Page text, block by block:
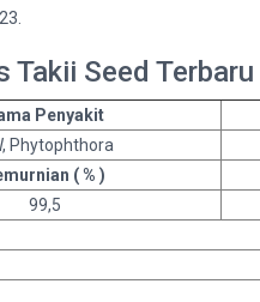
Takii Seed Terbaru
Penyakit
Phytophthora
( % )
99,5